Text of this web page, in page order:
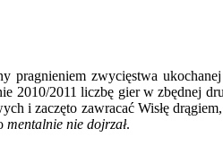
zwycięstwa
2010/2011 liczbę gier w zbędnej
i zaczęto zawracać Wisłę
mentalnie nie dojrzał.